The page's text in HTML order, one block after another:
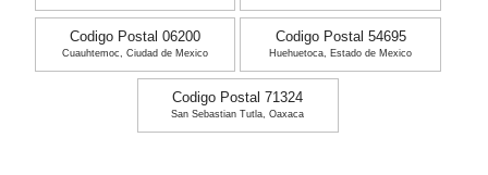
Codigo Postal 06200
Cuauhtemoc, Ciudad de Mexico
Codigo Postal 54695
Huehuetoca, Estado de Mexico
Codigo Postal 71324
San Sebastian Tutla, Oaxaca